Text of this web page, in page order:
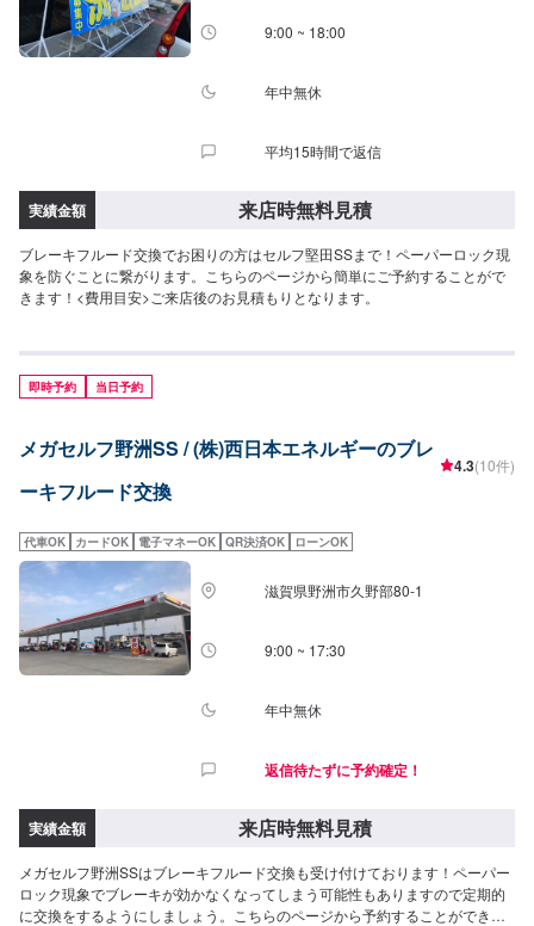
9:00 ~ 18:00
年中無休
平均15時間で返信
実績金額 来店時無料見積
ブレーキフルード交換でお困りの方はセルフ堅田SSまで！ペーパーロック現
象を防ぐことに繋がります。こちらのページから簡単にご予約することがで
きます！<費用目安>ご来店後のお見積もりとなります。
即時予約 当日予約
メガセルフ野洲SS / (株)西日本エネルギーのブレ
ーキフルード交換
4.3(10件)
代車OK カードOK 電子マネーOK QR決済OK ローンOK
滋賀県野洲市久野部80-1
9:00 ~ 17:30
年中無休
返信待たずに予約確定！
実績金額 来店時無料見積
メガセルフ野洲SSはブレーキフルード交換も受け付けております！ペーパー
ロック現象でブレーキが効かなくなってしまう可能性もありますので定期的
に交換をするようにしましょう。こちらのページから予約することができま